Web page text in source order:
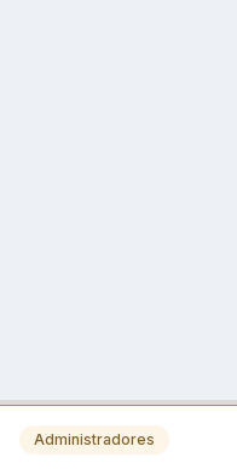
Administradores